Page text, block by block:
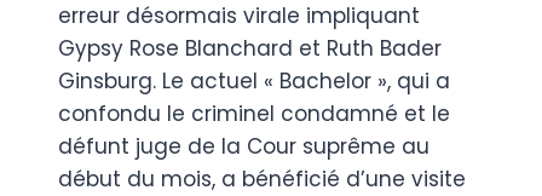
erreur désormais virale impliquant
Gypsy Rose Blanchard et Ruth Bader
Ginsburg. Le actuel « Bachelor », qui a
confondu le criminel condamné et le
défunt juge de la Cour suprême au
début du mois, a bénéficié d’une visite